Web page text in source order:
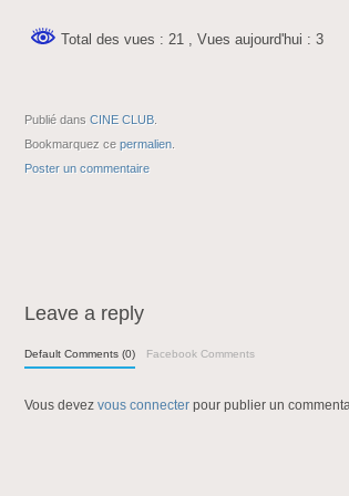
Total des vues : 21 , Vues aujourd'hui : 3
Publié dans CINE CLUB.
Bookmarquez ce permalien.
Poster un commentaire
Leave a reply
Default Comments (0) Facebook Comments
Vous devez vous connecter pour publier un